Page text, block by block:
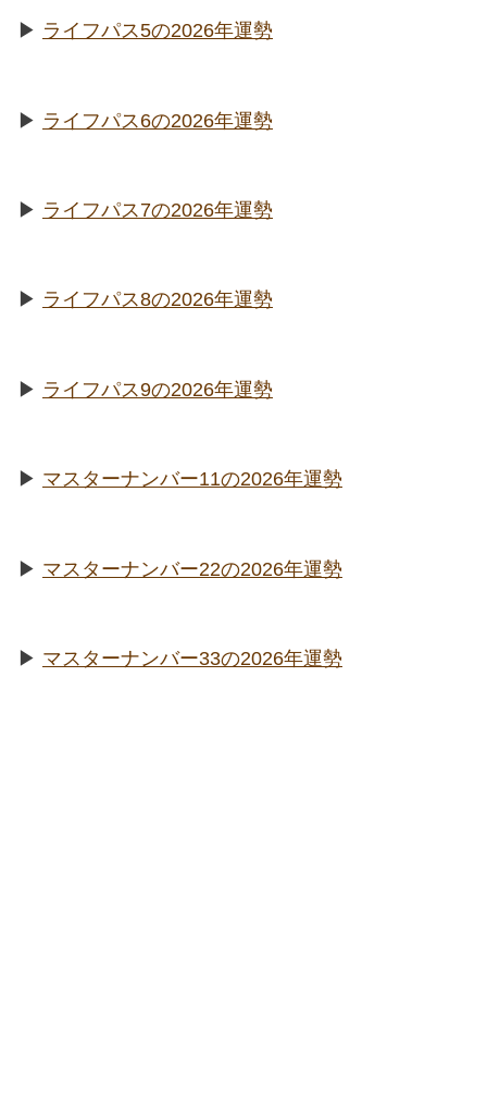
▶︎ ライフパス5の2026年運勢
▶︎ ライフパス6の2026年運勢
▶︎ ライフパス7の2026年運勢
▶︎ ライフパス8の2026年運勢
▶︎ ライフパス9の2026年運勢
▶︎ マスターナンバー11の2026年運勢
▶︎ マスターナンバー22の2026年運勢
▶︎ マスターナンバー33の2026年運勢